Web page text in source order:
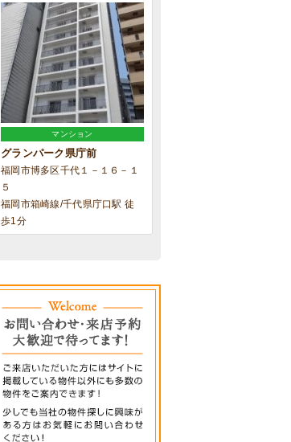
マンション
グランパーク県庁前
福岡市博多区千代１－１６－１
５
福岡市箱崎線/千代県庁口駅 徒
歩1分